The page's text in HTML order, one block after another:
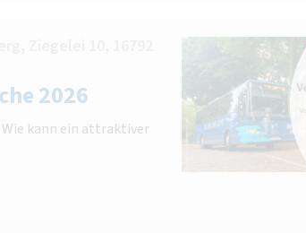
2026
kann ein attraktiver